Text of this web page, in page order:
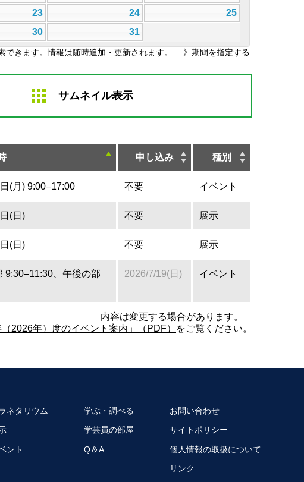
23 24
25
30 31
できます。情報は随時追加・更新されます。 》期間を指定する
サムネイル表示
申し込み 種別
(月) 9:00–17:00 不要 イベント
(日) 不要 展示
(日) 不要 展示
9:30–11:30、午後の部
2026/7/19(日) イベント
内容は変更する場合があります。
（2026年）度のイベント案内」（PDF） をご覧ください。
ネタリウム
ント
学ぶ・調べる
学芸員の部屋
Q＆A
お問い合わせ
サイトポリシー
個人情報の取扱について
リンク